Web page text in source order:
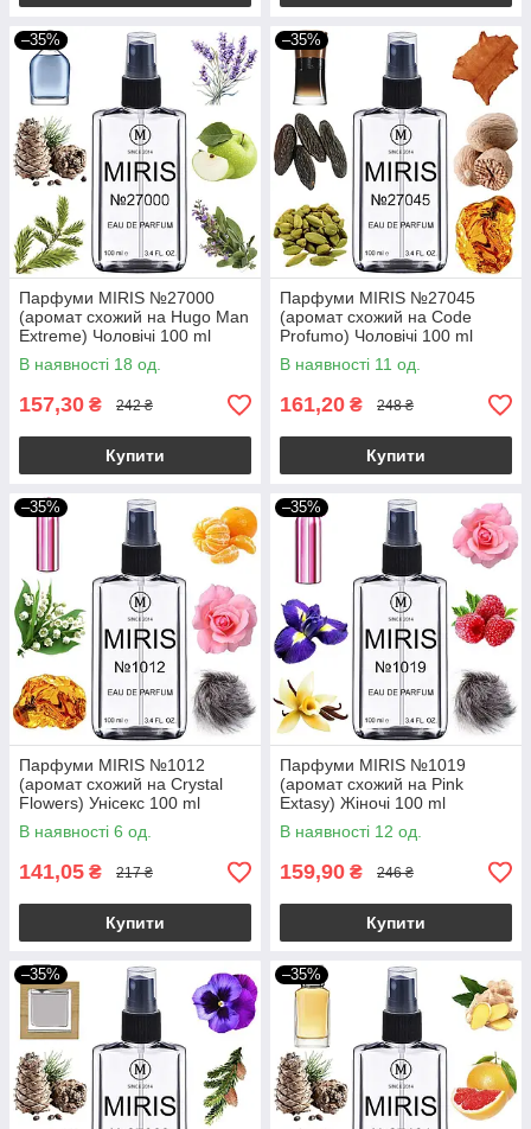
–35%
Парфуми MIRIS №27000
(аромат схожий на Hugo Man
Extreme) Чоловічі 100 ml
В наявності 18 од.
157,30 ₴ 242 ₴
Купити
–35%
Парфуми MIRIS №27045
(аромат схожий на Code
Profumo) Чоловічі 100 ml
В наявності 11 од.
161,20 ₴ 248 ₴
Купити
–35%
Парфуми MIRIS №1012
(аромат схожий на Crystal
Flowers) Унісекс 100 ml
В наявності 6 од.
141,05 ₴ 217 ₴
Купити
–35%
Парфуми MIRIS №1019
(аромат схожий на Pink
Extasy) Жіночі 100 ml
В наявності 12 од.
159,90 ₴ 246 ₴
Купити
–35% –35%